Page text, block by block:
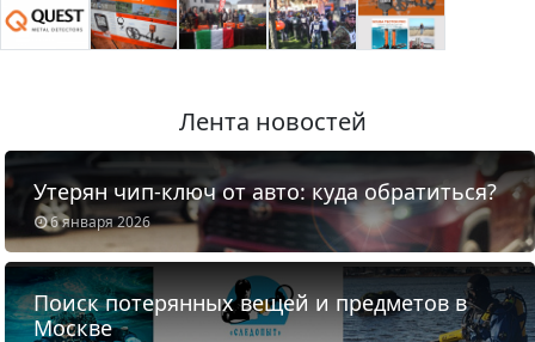
Лента новостей
6 января 2026
Утерян чип-ключ от авто: куда обратиться?
Поиск потерянных вещей и предметов в
Москве